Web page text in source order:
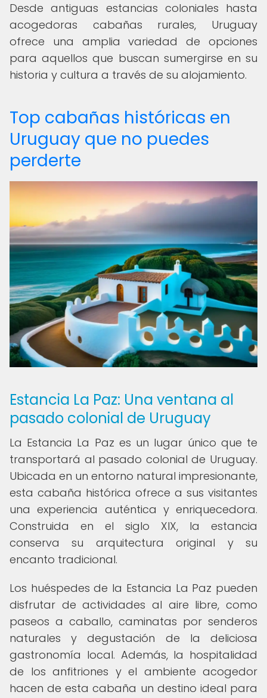
Desde antiguas estancias coloniales hasta
acogedoras cabañas rurales, Uruguay
ofrece una amplia variedad de opciones
para aquellos que buscan sumergirse en su
historia y cultura a través de su alojamiento.
Top cabañas históricas en
Uruguay que no puedes
perderte
Estancia La Paz: Una ventana al
pasado colonial de Uruguay
La Estancia La Paz es un lugar único que te
transportará al pasado colonial de Uruguay.
Ubicada en un entorno natural impresionante,
esta cabaña histórica ofrece a sus visitantes
una experiencia auténtica y enriquecedora.
Construida en el siglo XIX, la estancia
conserva su arquitectura original y su
encanto tradicional.
Los huéspedes de la Estancia La Paz pueden
disfrutar de actividades al aire libre, como
paseos a caballo, caminatas por senderos
naturales y degustación de la deliciosa
gastronomía local. Además, la hospitalidad
de los anfitriones y el ambiente acogedor
hacen de esta cabaña un destino ideal para